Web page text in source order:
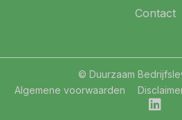
Contact
© Duurzaam
Algemene voorwaarden